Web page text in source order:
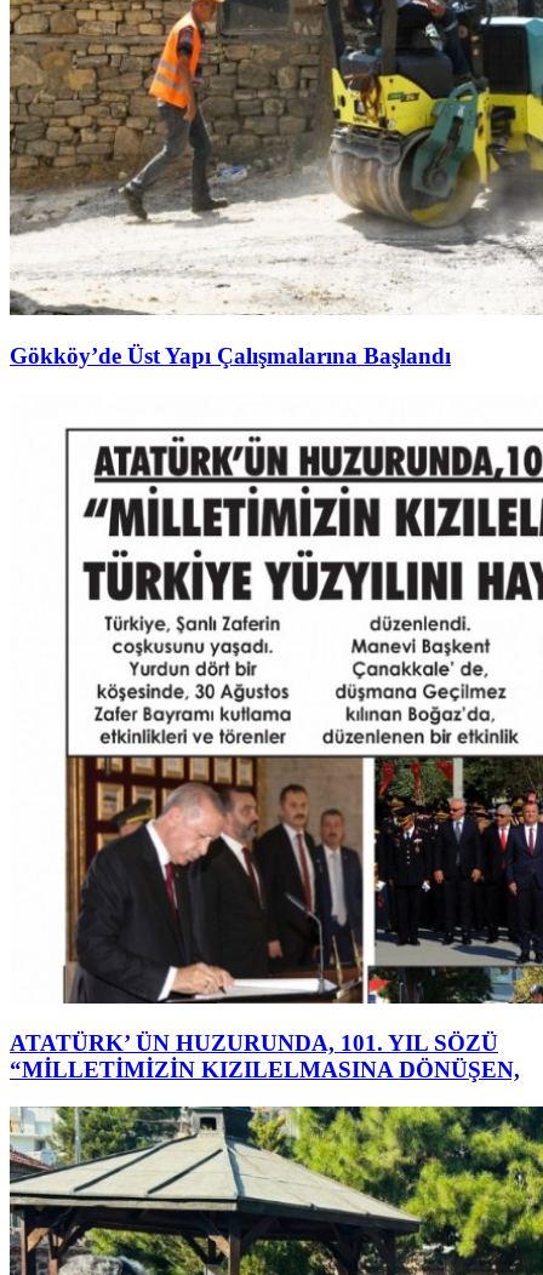
Gökköy’de Üst Yapı Çalışmalarına Başlandı
ATATÜRK’ ÜN HUZURUNDA, 101. YIL SÖZÜ
“MİLLETİMİZİN KIZILELMASINA DÖNÜŞEN,